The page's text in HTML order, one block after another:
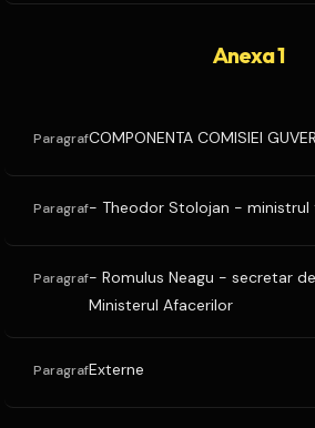
Anexa 1
ParagrafCOMPONENTA COMISIEI
Paragraf- Theodor Stolojan - ministrul
Paragraf- Romulus Neagu - secretar
Ministerul Afacerilor
ParagrafExterne